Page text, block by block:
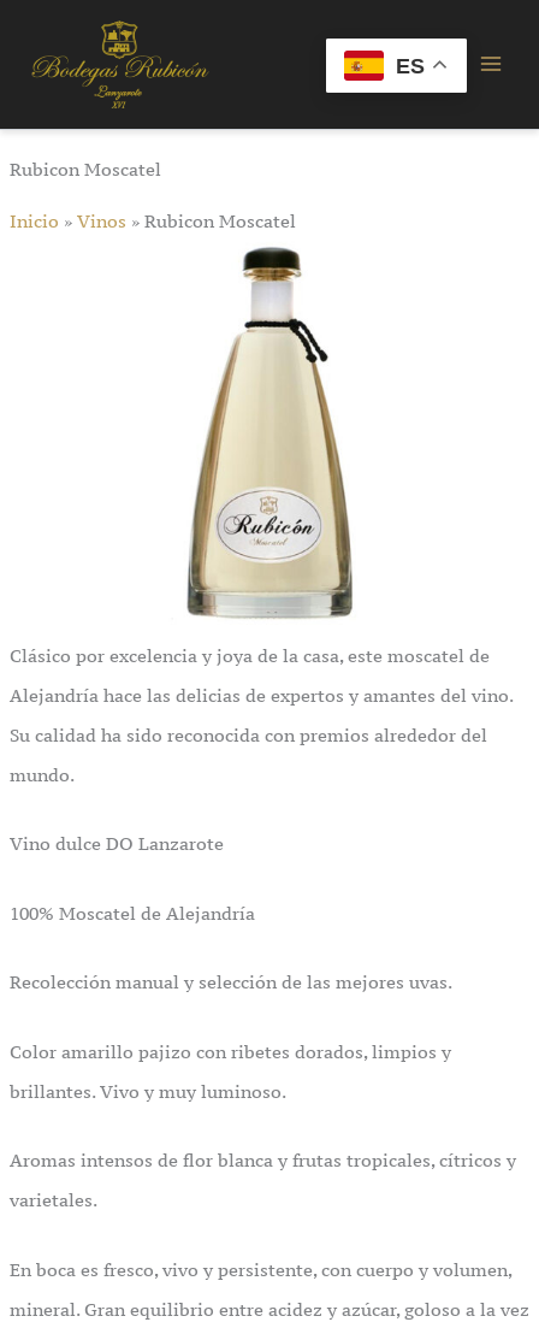
contenido
ES
Rubicon Moscatel
Inicio » Vinos » Rubicon Moscatel
Clásico por excelencia y joya de la casa, este moscatel de
Alejandría hace las delicias de expertos y amantes del vino.
Su calidad ha sido reconocida con premios alrededor del
mundo.
Vino dulce DO Lanzarote
100% Moscatel de Alejandría
Recolección manual y selección de las mejores uvas.
Color amarillo pajizo con ribetes dorados, limpios y
brillantes. Vivo y muy luminoso.
Aromas intensos de flor blanca y frutas tropicales, cítricos y
varietales.
En boca es fresco, vivo y persistente, con cuerpo y volumen,
mineral. Gran equilibrio entre acidez y azúcar, goloso a la vez